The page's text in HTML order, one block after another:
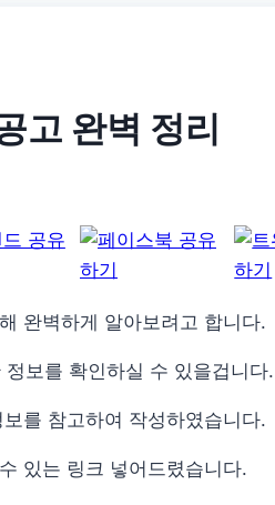
고 완벽 정리
완벽하게 알아보려고 합니다.
보를 확인하실 수 있을겁니다.
를 참고하여 작성하였습니다.
있는 링크 넣어드렸습니다.